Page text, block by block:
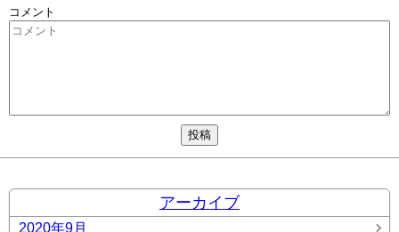
コメント
アーカイブ
2020年9月